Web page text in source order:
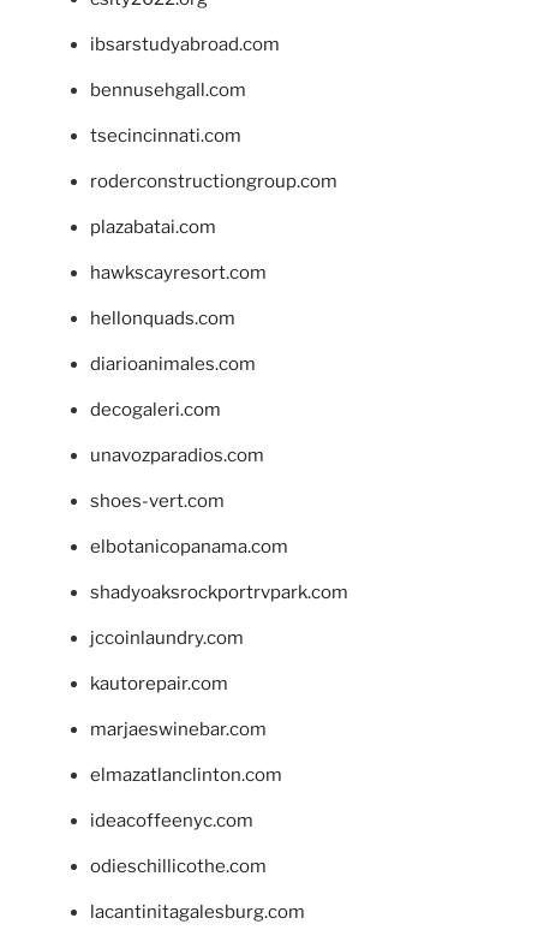
ibsarstudyabroad.com
bennusehgall.com
tsecincinnati.com
roderconstructiongroup.com
plazabatai.com
hawkscayresort.com
hellonquads.com
diarioanimales.com
decogaleri.com
unavozparadios.com
shoes-vert.com
elbotanicopanama.com
shadyoaksrockportrvpark.com
jccoinlaundry.com
kautorepair.com
marjaeswinebar.com
elmazatlanclinton.com
ideacoffeenyc.com
odieschillicothe.com
lacantinitagalesburg.com